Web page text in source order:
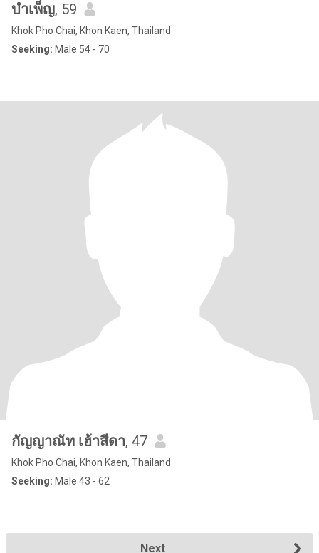
บำเพ็ญ, 59
Khok Pho Chai, Khon Kaen, Thailand
Seeking: Male 54 - 70
กัญญาณัท เฮ้าสีดา, 47
Khok Pho Chai, Khon Kaen, Thailand
Seeking: Male 43 - 62
Next